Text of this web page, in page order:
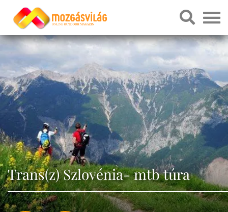
Trans(z) Szlovénia- mtb túra